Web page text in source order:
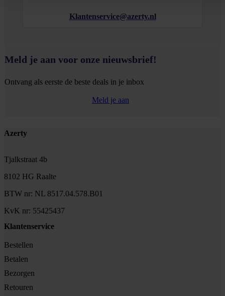
Klantenservice@azerty.nl
Meld je aan voor onze nieuwsbrief!
Ontvang als eerste de beste deals in je inbox
Meld je aan
Footer
Azerty
Tjalkstraat 4b
8102 HG Raalte
BTW nr: NL 8517.04.578.B01
KvK nr: 55425437
Klantenservice
Bestellen
Betalen
Bezorgen
Retouren